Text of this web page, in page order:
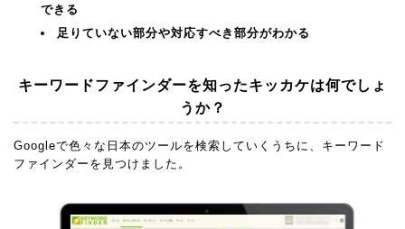
SEO研究データ
会社概要
私たちについて
新着情報
SEO無料調査を申し込む
できる
足りていない部分や対応すべき部分がわかる
キーワードファインダーを知ったキッカケは何でしょ
うか？
Googleで色々な日本のツールを検索していくうちに、キーワード
ファインダーを見つけました。